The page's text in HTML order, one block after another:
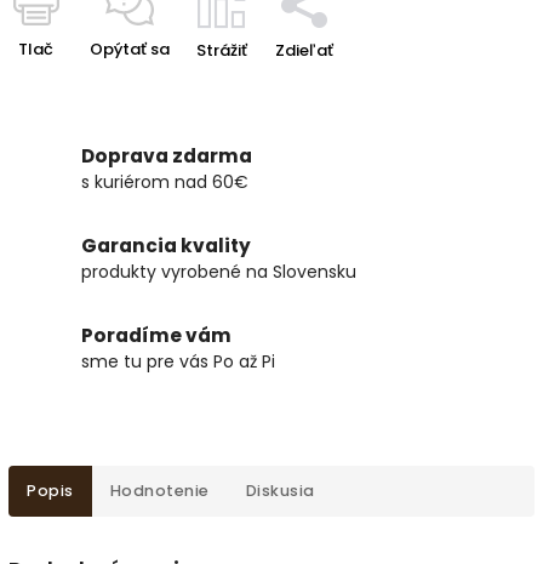
Tlač Opýtať sa Strážiť Zdieľať
Doprava zdarma
s kuriérom nad 60€
Garancia kvality
produkty vyrobené na Slovensku
Poradíme vám
sme tu pre vás Po až Pi
Popis Hodnotenie Diskusia